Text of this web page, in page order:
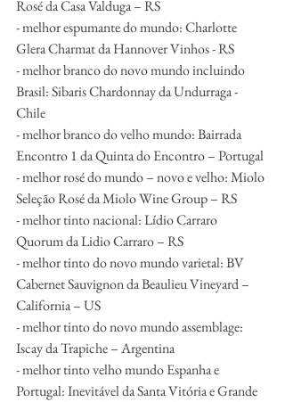
Rosé da Casa Valduga – RS
- melhor espumante do mundo: Charlotte
Glera Charmat da Hannover Vinhos - RS
- melhor branco do novo mundo incluindo
Brasil: Sibaris Chardonnay da Undurraga -
Chile
- melhor branco do velho mundo: Bairrada
Encontro 1 da Quinta do Encontro – Portugal
- melhor rosé do mundo – novo e velho: Miolo
Seleção Rosé da Miolo Wine Group – RS
- melhor tinto nacional: Lídio Carraro
Quorum da Lidio Carraro – RS
- melhor tinto do novo mundo varietal: BV
Cabernet Sauvignon da Beaulieu Vineyard –
California – US
- melhor tinto do novo mundo assemblage:
Iscay da Trapiche – Argentina
- melhor tinto velho mundo Espanha e
Portugal: Inevitável da Santa Vitória e Grande